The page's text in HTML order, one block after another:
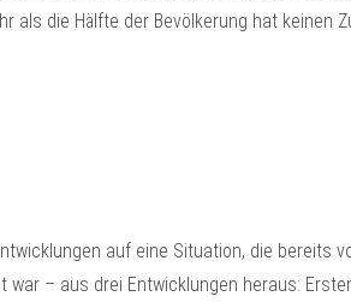
als die Hälfte der Bevölkerung hat keinen
auf eine Situation, die bereits
– aus drei Entwicklungen heraus: